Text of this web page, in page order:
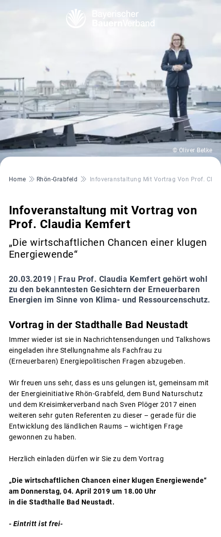
© Oliver Betke
Pfadnavigation
Home Rhön-Grabfeld Infoveranstaltung Mit Vortrag Von Prof.
Infoveranstaltung mit Vortrag von
Prof. Claudia Kemfert
„Die wirtschaftlichen Chancen einer klugen
Energiewende“
20.03.2019 | Frau Prof. Claudia Kemfert gehört wohl
zu den bekanntesten Gesichtern der Erneuerbaren
Energien im Sinne von Klima- und Ressourcenschutz.
Vortrag in der Stadthalle Bad Neustadt
Immer wieder ist sie in Nachrichtensendungen und Talkshows
eingeladen ihre Stellungnahme als Fachfrau zu
(Erneuerbaren) Energiepolitischen Fragen abzugeben.
Wir freuen uns sehr, dass es uns gelungen ist, gemeinsam mit
der Energieinitiative Rhön-Grabfeld, dem Bund Naturschutz
und dem Kreisimkerverband nach Sven Plöger 2017 einen
weiteren sehr guten Referenten zu dieser – gerade für die
Entwicklung des ländlichen Raums – wichtigen Frage
gewonnen zu haben.
Herzlich einladen dürfen wir Sie zu dem Vortrag
„Die wirtschaftlichen Chancen einer klugen Energiewende“
am Donnerstag, 04. April 2019 um 18.00 Uhr
in die Stadthalle Bad Neustadt.
- Eintritt ist frei-